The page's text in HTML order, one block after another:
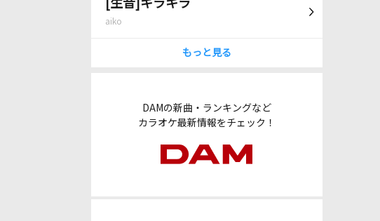
[生音]キラキラ
aiko
もっと見る
DAMの新曲・ランキングなど
カラオケ最新情報をチェック！